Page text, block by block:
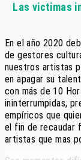
Las victimas
En el año 2020
de gestores
nuestros artistas
en apagar su
con más de 10
ininterrumpidas,
empíricos que
el fin de recaudar
artistas que mas